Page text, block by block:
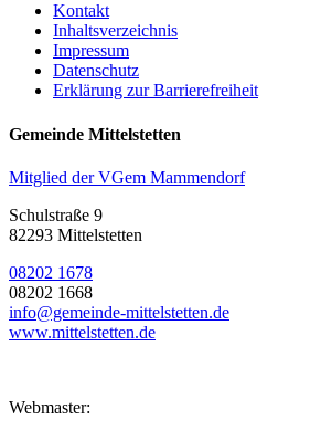
Kontakt
Inhaltsverzeichnis
Impressum
Datenschutz
Erklärung zur Barrierefreiheit
Gemeinde Mittelstetten
Mitglied der VGem Mammendorf
Schulstraße 9
82293 Mittelstetten
08202 1678
08202 1668
info@gemeinde-mittelstetten.de
www.mittelstetten.de
Webmaster: